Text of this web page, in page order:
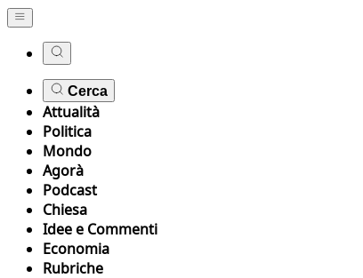
Cerca
Attualità
Politica
Mondo
Agorà
Podcast
Chiesa
Idee e Commenti
Economia
Rubriche